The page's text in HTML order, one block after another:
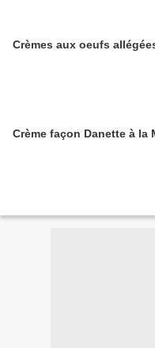
Crèmes aux oeufs
Crème façon Danette à la